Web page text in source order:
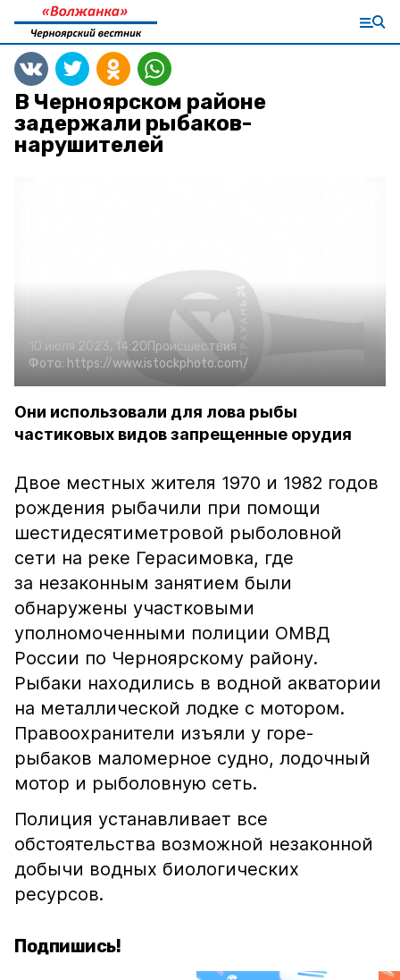
В Черноярском районе
задержали рыбаков-
нарушителей
10 июля 2023, 14:20Происшествия
Фото: https://www.istockphoto.com/
Они использовали для лова рыбы
частиковых видов запрещенные орудия
Двое местных жителя 1970 и 1982 годов
рождения рыбачили при помощи
шестидесятиметровой рыболовной
сети на реке Герасимовка, где
за незаконным занятием были
обнаружены участковыми
уполномоченными полиции ОМВД
России по Черноярскому району.
Рыбаки находились в водной акватории
на металлической лодке с мотором.
Правоохранители изъяли у горе-
рыбаков маломерное судно, лодочный
мотор и рыболовную сеть.
Полиция устанавливает все
обстоятельства возможной незаконной
добычи водных биологических
ресурсов.
Подпишись!